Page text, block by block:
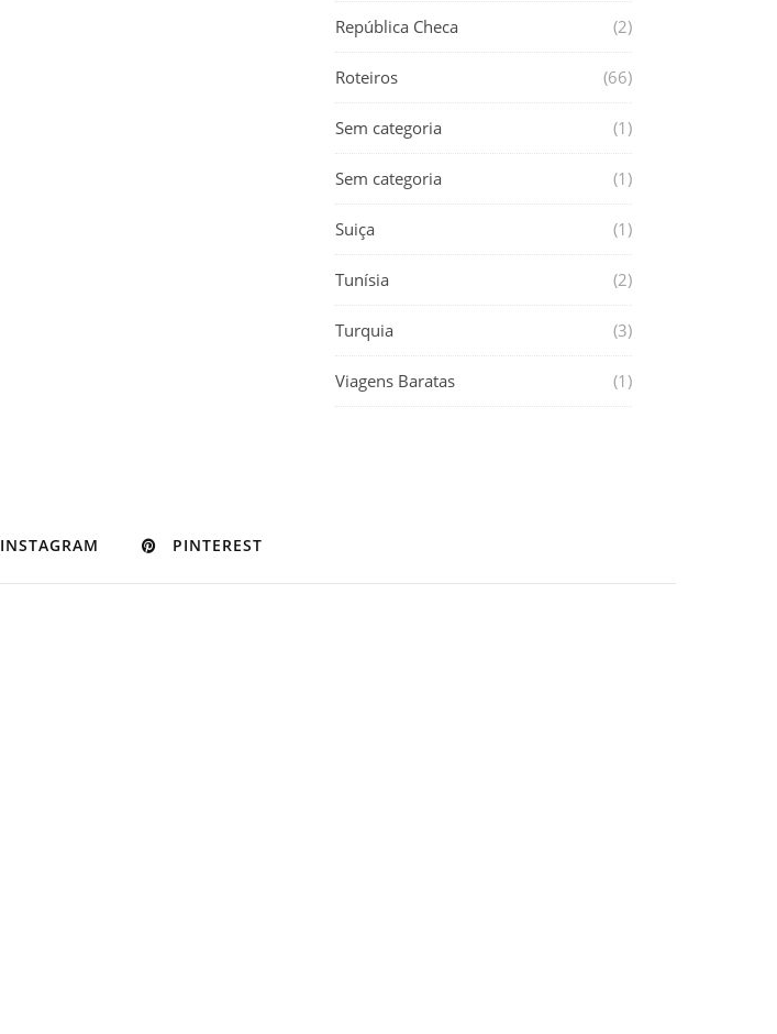
República Checa (2)
Roteiros (66)
Sem categoria (1)
Sem categoria (1)
Suiça (1)
Tunísia (2)
Turquia (3)
Viagens Baratas (1)
INSTAGRAM PINTEREST